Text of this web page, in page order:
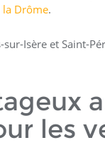
Drôme.
Isère et Saint-
les